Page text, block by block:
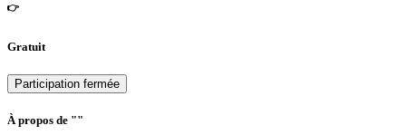
👉
Gratuit
Participation fermée
À propos de ""